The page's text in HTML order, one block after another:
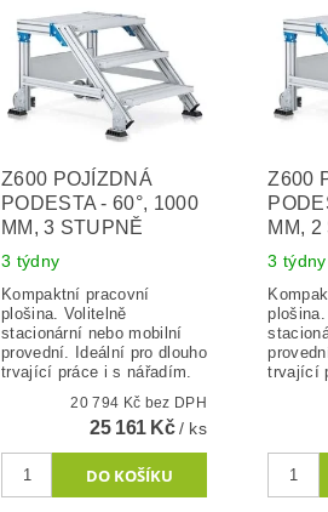
Z600 POJÍZDNÁ
PODESTA - 60°, 1000
MM, 3 STUPNĚ
3 týdny
Kompaktní pracovní
plošina. Volitelně
stacionární nebo mobilní
provední. Ideální pro dlouho
trvající práce i s nářadím.
20 794 Kč bez DPH
25 161 Kč/ ks
Z600
MM,
3 týdny
trvající